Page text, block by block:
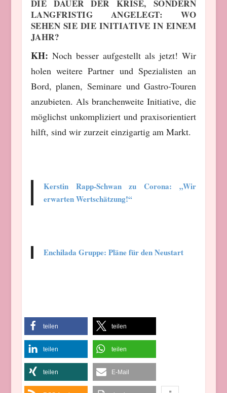
DIE DAUER DER KRISE, SONDERN
LANGFRISTIG ANGELEGT: WO
SEHEN SIE DIE INITIATIVE IN EINEM
JAHR?
KH: Noch besser aufgestellt als jetzt! Wir
holen weitere Partner und Spezialisten an
Bord, planen, Seminare und Gastro-Touren
anzubieten. Als branchenweite Initiative, die
möglichst unkompliziert und praxisorientiert
hilft, sind wir zurzeit einzigartig am Markt.
Kerstin Rapp-Schwan zu Corona: „Wir
erwarten Wertschätzung!“
Enchilada Gruppe: Pläne für den Neustart
teilen teilen
teilen teilen
teilen E-Mail